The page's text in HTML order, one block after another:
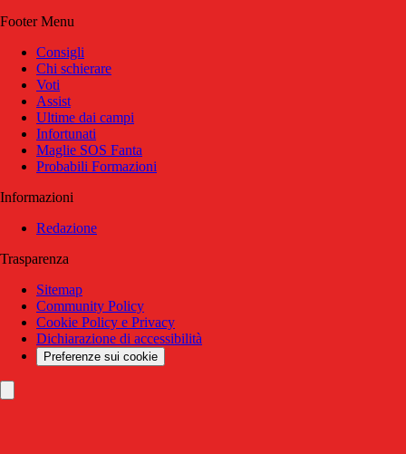
Footer Menu
Consigli
Chi schierare
Voti
Assist
Ultime dai campi
Infortunati
Maglie SOS Fanta
Probabili Formazioni
Informazioni
Redazione
Trasparenza
Sitemap
Community Policy
Cookie Policy e Privacy
Dichiarazione di accessibilità
Preferenze sui cookie